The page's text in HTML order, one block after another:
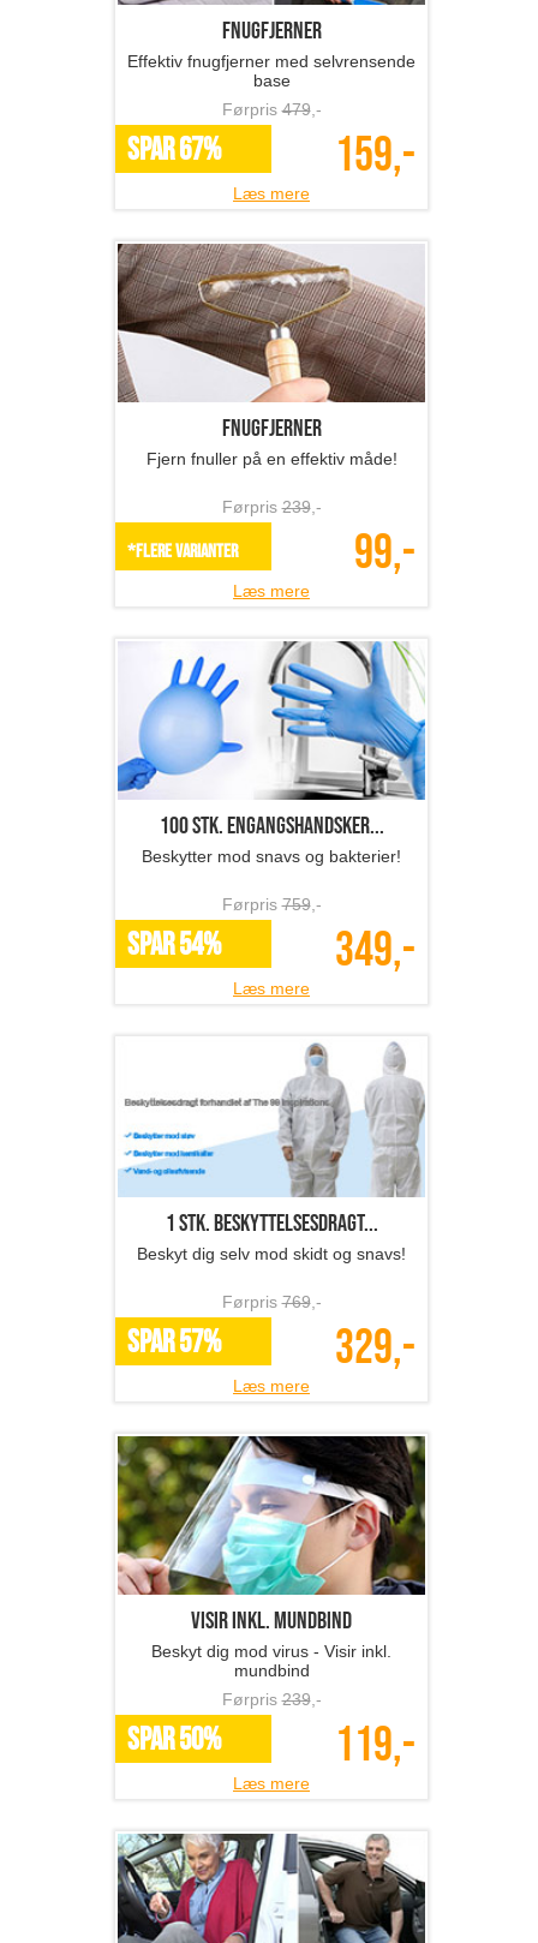
Fnugfjerner
Effektiv fnugfjerner med selvrensende
base
Førpris479,-
SPAR 67% 159,-
Læs mere
Fnugfjerner
Fjern fnuller på en effektiv måde!
Førpris239,-
*Flere varianter 99,-
Læs mere
100 stk. engangshandsker...
Beskytter mod snavs og bakterier!
Førpris759,-
SPAR 54% 349,-
Læs mere
1 stk. beskyttelsesdragt...
Beskyt dig selv mod skidt og snavs!
Førpris769,-
SPAR 57% 329,-
Læs mere
Visir inkl. mundbind
Beskyt dig mod virus - Visir inkl.
mundbind
Førpris239,-
SPAR 50% 119,-
Læs mere